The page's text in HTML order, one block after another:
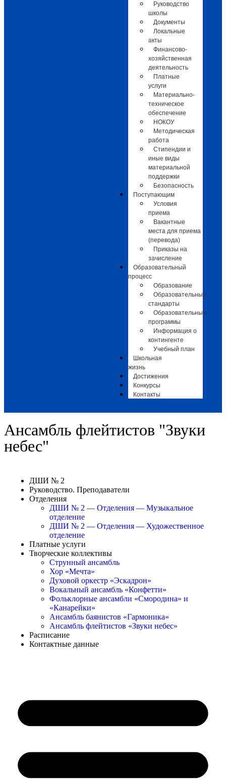
Руководство
школы
Документы
Локальные
акты
Финансово-
хозяйственная
деятельность
Платные
услуги
Материально-
техническое
обеспечение
НОКОУ
Методическая
работа
Стипендии и
иные виды
материальной
поддержки
Безопасность
Поступающим
Условия
приема
Вакантные
места для приема
(перевода)
Приказы на
зачисление
Образовательный
процесс
Образование
Образовательные
стандарты
Образовательные
программы
Информация о
контингенте
Учебный план
Школьная
жизнь
Достижения
Конкурсы
Контакты
Ансамбль флейтистов "Звуки
небес"
ДШИ № 2
Руководство. Преподаватели
Отделения
ДШИ № 2 — Отделения — Музыкальное
отделение
ДШИ № 2 — Отделения — Художественное
отделение
Платные услуги
Творческие коллективы
Струнный ансамбль
Хор «Мечта»
Духовой оркестр «Эскадрон»
Вокальный ансамбль «Конфетти»
Фольклорные ансамбли «Смородина» и
«Канарейки»
Ансамбль баянистов «Гармоника»
Ансамбль флейтистов «Звуки небес»
Расписание
Контактные данные